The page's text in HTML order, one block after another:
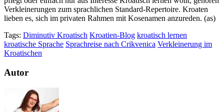
Verkleinerungen zum sprachlichen Standard-Repertoire. Kroaten
lieben es, sich im privaten Rahmen mit Kosenamen anzureden. (as)
Tags: Diminutiv Kroatisch Kroatien-Blog kroatisch lernen
kroatische Sprache Sprachreise nach Crikvenica Verkleinerung im
Kroatischen
Autor